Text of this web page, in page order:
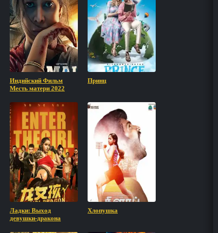
Индийский Фильм
Месть матери 2022
Принц
Ладки: Выход
девушки-дракона
Хлопушка